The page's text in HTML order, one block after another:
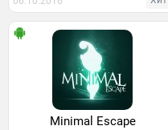
Minimal Escape